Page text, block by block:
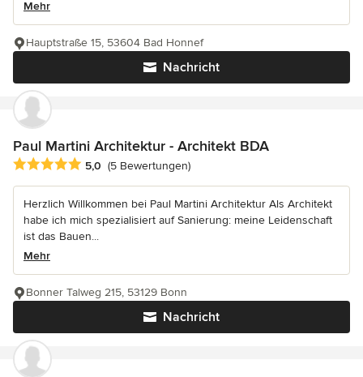
Mehr
Nachricht
Hauptstraße 15, 53604 Bad Honnef
Paul Martini Architektur - Architekt BDA
Durchschnittliche Bewertung: 5 von 5 Sternen
5,0 (5 Bewertungen)
Herzlich Willkommen bei Paul Martini Architektur Als Architekt
habe ich mich spezialisiert auf Sanierung: meine Leidenschaft
ist das Bauen...
Mehr
Nachricht
Bonner Talweg 215, 53129 Bonn